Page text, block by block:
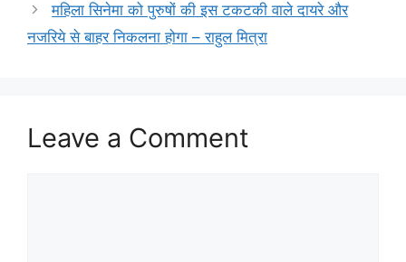
महिला सिनेमा को पुरुषों की इस टकटकी वाले दायरे और
नजरिये से बाहर निकलना होगा – राहुल मित्रा
Leave a Comment